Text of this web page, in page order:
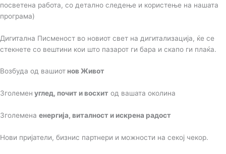
посветена работа, со детално следење и користење на нашата
програма)
Дигитална Писменост во новиот свет на дигитализација, ќе се
стекнете со вештини кои што пазарот ги бара и скапо ги плаќа.
Возбуда од вашиот нов Живот
Зголемен углед, почит и восхит од вашата околина
Зголемена енергија, виталност и искрена радост
Нови пријатели, бизнис партнери и можности на секој чекор.